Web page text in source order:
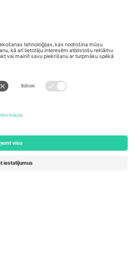
United Kingdom
Kingdom
Switzerland
Engelberg, Switzerland